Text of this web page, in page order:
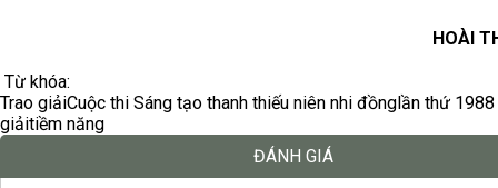
HOÀI
Từ khóa:
Trao giảiCuộc thi Sáng tạo thanh thiếu niên nhi đồnglần thứ 1988
giảitiềm năng
ĐÁNH GIÁ